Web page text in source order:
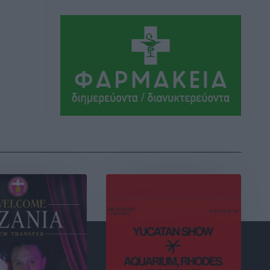
Αεροδρόμιο «Διαγόρας»
πριν 4 ώρες
σπουδαίο έργο πολιτισμού για τη Ρόδο,
που σχεδιάσαμε και εξασφαλίσαμε τη
χρηματοδότησή του, γίνεται
πραγματικότητα»
πριν 4 ώρες
Κυριάκος Μητσοτάκης: Ανάσα στα
Χανιά, αλλά με το βλέμμα στη ΔΕΘ και